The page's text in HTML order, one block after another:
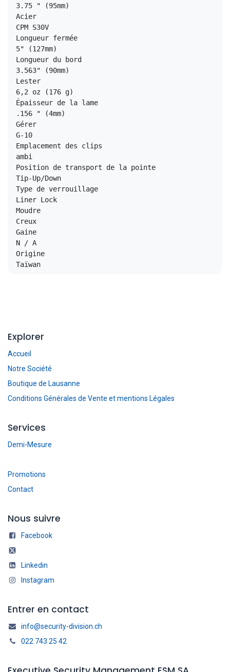
3.75 " (95mm)
Acier
CPM S30V
Longueur fermée
5" (127mm)
Longueur du bord
3.563" (90mm)
Lester
6,2 oz (176 g)
Épaisseur de la lame
.156 " (4mm)
Gérer
G-10
Emplacement des clips
ambi
Position de transport de la pointe
Tip-Up/Down
Type de verrouillage
Liner Lock
Moudre
Creux
Gaine
N / A
Origine
Taïwan
Explorer
Accueil
Notre Société
Boutique de Lausanne
Conditions Générales de Vente et mentions Légales
Services
Demi-Mesure
Promotions
Contact
Nous suivre
Facebook
Linkedin
Instagram
Entrer en contact
info@security-division.ch
022 743 25 42